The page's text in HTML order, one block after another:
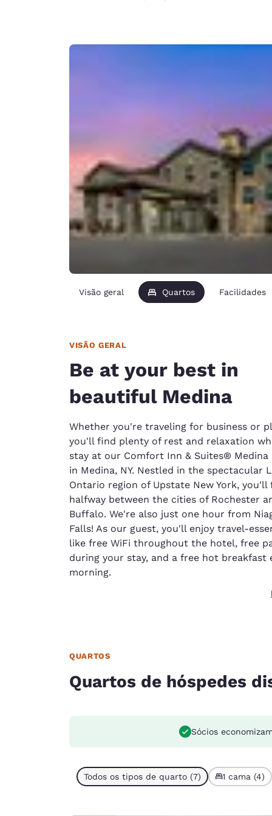
Ireland
English
United
English
Ásia-Pacífico
Australia
Visão geral Quartos Facilidades
VISÃO GERAL
Be at your best in
beautiful Medina
Whether you're traveling for business or
you'll find plenty of rest and relaxation
stay at our Comfort Inn & Suites® Medina
in Medina, NY. Nestled in the spectacular
Ontario region of Upstate New York, you'll
halfway between the cities of Rochester
Buffalo. We're also just one hour from
Falls! As our guest, you'll enjoy travel-
like free WiFi throughout the hotel, free
during your stay, and a free hot breakfast
morning.
QUARTOS
Quartos de hóspedes
Sócios
Todos os tipos de quarto (7) 1 cama (4)